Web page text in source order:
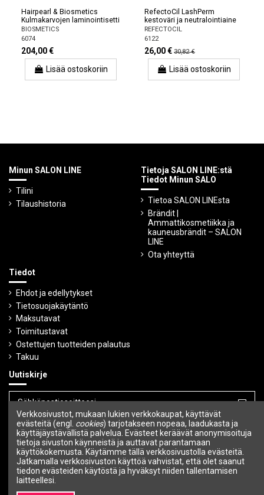
Hairpearl & Biosmetics
Kulmakarvojen laminointisetti
BIOSMETICS
6074
204,00 €
Lisää ostoskoriin
RefectoCil LashPerm
kestoväri ja neutralointiaine
REFECTOCIL
6122
26,00 € 30,82 €
Lisää ostoskoriin
Minun SALON LINE
Tilini
Tilaushistoria
Tietoja SALON LINE:stä
Tiedot Minun SALO
Tietoa SALON LINEsta
Brändit |
Ammattikosmetiikka ja
kauneusbrändit – SALON
LINE
Ota yhteyttä
Tiedot
Ehdot ja edellytykset
Tietosuojakäytäntö
Maksutavat
Toimitustavat
Ostettujen tuotteiden palautus
Takuu
Uutiskirje
Voit peruuttaa tilauksen milloin tahansa.
Seuraa meitä
Verkkosivustot, mukaan lukien verkkokaupat, käyttävät
evästeitä (engl. cookies) tarjotakseen nopeaa, laadukasta ja
käyttäjäystävällistä palvelua. Evästeet keräävät anonymisoituja
tietoja sivuston käynneistä ja auttavat parantamaan
käyttökokemusta. Käytämme tällä verkkosivustolla evästeitä.
Jatkamalla verkkosivuston käyttöä vahvistat, että olet saanut
tiedon evästeiden käytöstä ja hyväksyt niiden tallentamisen
laitteellesi.